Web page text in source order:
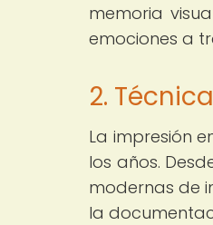
memoria
emociones a
2.
La impresión
los años.
modernas de
la